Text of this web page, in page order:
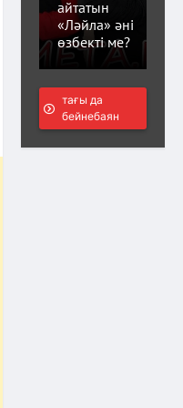
айтатын
«Ләйла» әні
өзбекті ме?
тағы да
бейнебаян